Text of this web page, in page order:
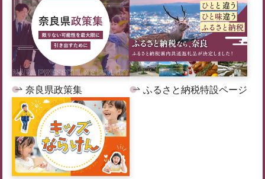
奈良県政策集 ふるさと納税特設ページ